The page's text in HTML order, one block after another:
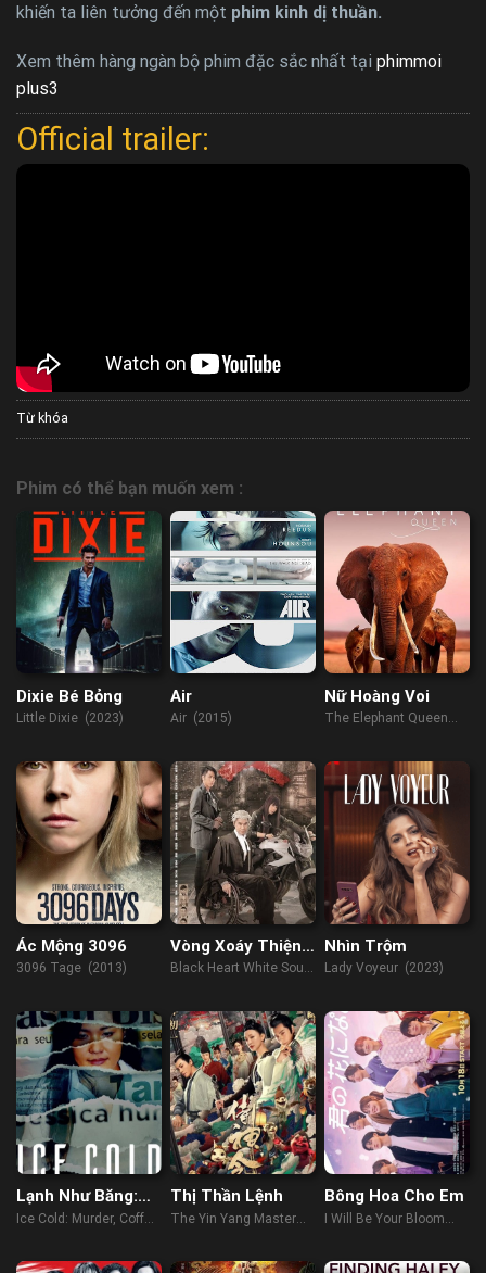
khiến ta liên tưởng đến một phim kinh dị thuần.
Xem thêm hàng ngàn bộ phim đặc sắc nhất tại phimmoi
plus3
Official trailer:
Từ khóa
Phim có thể bạn muốn xem :
Dixie Bé Bỏng
Little Dixie (2023)
Air
Air (2015)
Nữ Hoàng Voi
The Elephant Queen
Ác Mộng 3096
3096 Tage (2013)
Vòng Xoáy Thiện
Ác
Black Heart White Soul
Nhìn Trộm
Lady Voyeur (2023)
Lạnh Như Băng:
Án Mạng, Cà Phê
Wongso
Ice Cold: Murder, Coffee
(2023)
Thị Thần Lệnh
The Yin Yang Master
Bông Hoa Cho Em
I Will Be Your Bloom